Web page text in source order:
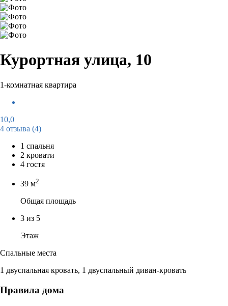
Курортная улица, 10
1-комнатная квартира
10,0
4 отзыва (4)
1 спальня
2 кровати
4 гостя
39 м2
Общая площадь
3 из 5
Этаж
Спальные места
1 двуспальная кровать, 1 двуспальный диван-кровать
Правила дома